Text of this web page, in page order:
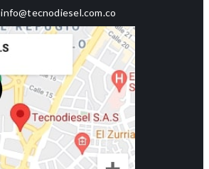
info@tecnodiesel.com.co